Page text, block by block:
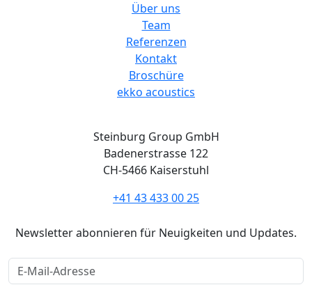
Über uns
Team
Referenzen
Kontakt
Broschüre
ekko acoustics
Steinburg Group GmbH
Badenerstrasse 122
CH-5466 Kaiserstuhl
+41 43 433 00 25
Newsletter abonnieren für Neuigkeiten und Updates.